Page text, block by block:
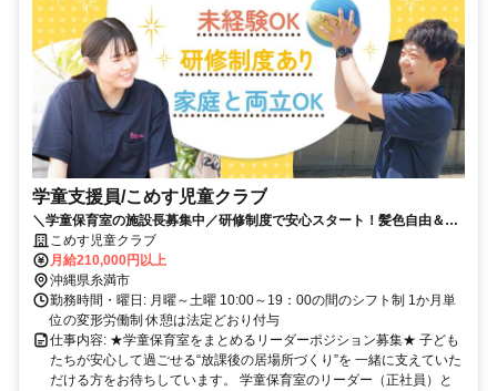
学童支援員/こめす児童クラブ
＼学童保育室の施設長募集中／研修制度で安心スタート！髪色自由＆ネ
イルOKの自由度高めな環境◎子どもたちを支える温かいお仕事です♪
こめす児童クラブ
月給210,000円以上
沖縄県糸満市
勤務時間・曜日: 月曜～土曜 10:00～19：00の間のシフト制 1か月単
位の変形労働制 休憩は法定どおり付与
仕事内容: ★学童保育室をまとめるリーダーポジション募集★ 子ども
たちが安心して過ごせる“放課後の居場所づくり”を 一緒に支えていた
だける方をお待ちしています。 学童保育室のリーダー（正社員）と